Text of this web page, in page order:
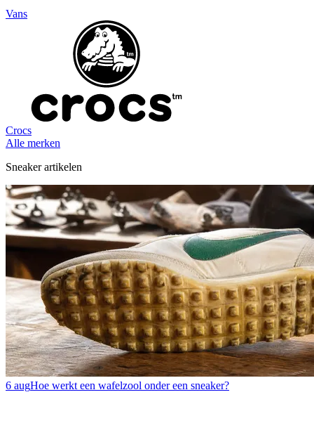
Vans
Crocs
Alle merken
Sneaker artikelen
6 augHoe werkt een wafelzool onder een sneaker?